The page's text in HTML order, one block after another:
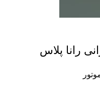
رانا پلاس